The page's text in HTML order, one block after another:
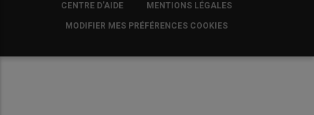
CENTRE D'AIDE MENTIONS LÉGALES
MODIFIER MES PRÉFÉRENCES COOKIES